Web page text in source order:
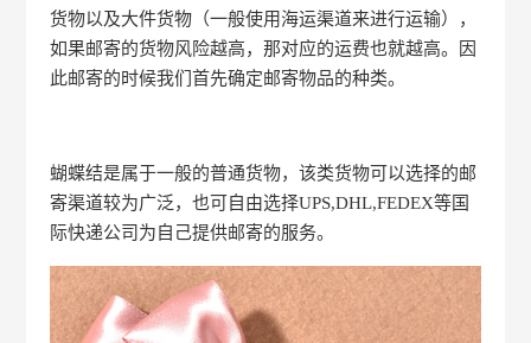
货物以及大件货物（一般使用海运渠道来进行运输），
如果邮寄的货物风险越高，那对应的运费也就越高。因
此邮寄的时候我们首先确定邮寄物品的种类。
蝴蝶结是属于一般的普通货物，该类货物可以选择的邮
寄渠道较为广泛，也可自由选择UPS,DHL,FEDEX等国
际快递公司为自己提供邮寄的服务。